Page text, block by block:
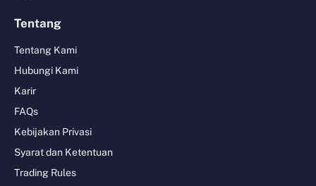
Tentang
Tentang Kami
Hubungi Kami
Karir
FAQs
Kebijakan Privasi
Syarat dan Ketentuan
Trading Rules